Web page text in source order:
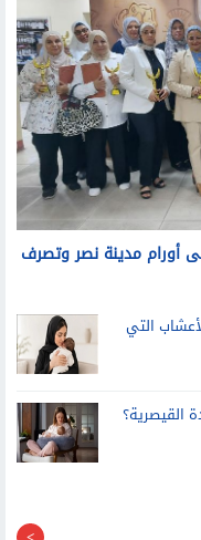
أورام مدينة نصر وتصرف
التي